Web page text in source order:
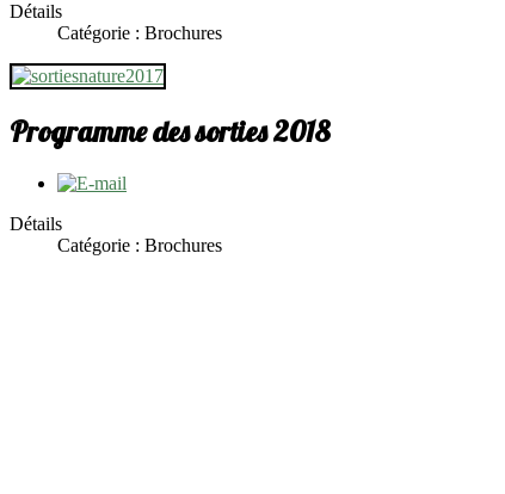
Détails
Catégorie : Brochures
Programme des sorties 2018
Détails
Catégorie : Brochures